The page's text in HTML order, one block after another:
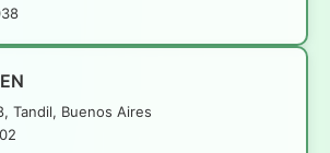
Tandil, Buenos Aires